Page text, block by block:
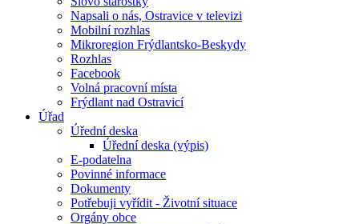
Napsali o nás, Ostravice v televizi
Mobilní rozhlas
Mikroregion Frýdlantsko-Beskydy
Rozhlas
Facebook
Volná pracovní místa
Frýdlant nad Ostravicí
Úřad
Úřední deska
Úřední deska (výpis)
E-podatelna
Povinné informace
Dokumenty
Potřebuji vyřídit - Životní situace
Orgány obce